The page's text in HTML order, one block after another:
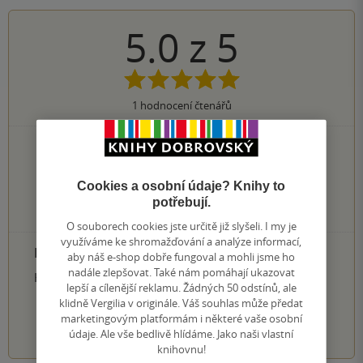
5.0 z 5
1 hodnocení čtenářů
1×
5 hvězdiček
0×
3 hvězdičky
0×
2 hvězdičky
0×
PŘIDEJTE SVÉ HODNOCENÍ PRODUKTU
Hodnocení našich knihkupců: 0.0 z 5
1 2 3 4 5
Cookies a osobní údaje? Knihy to
potřebují.
O souborech cookies jste určitě již slyšeli. I my je
využíváme ke shromažďování a analýze informací,
aby náš e-shop dobře fungoval a mohli jsme ho
nadále zlepšovat. Také nám pomáhají ukazovat
lepší a cílenější reklamu. Žádných 50 odstínů, ale
klidně Vergilia v originále. Váš souhlas může předat
marketingovým platformám i některé vaše osobní
údaje. Ale vše bedlivě hlídáme. Jako naši vlastní
knihovnu!